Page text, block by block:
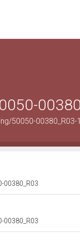
50050-00380_R03-1
00380_R03
00380_R03